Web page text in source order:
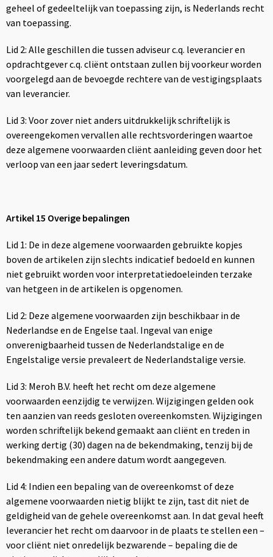
geheel of gedeeltelijk van toepassing zijn, is Nederlands recht
van toepassing.
Lid 2: Alle geschillen die tussen adviseur c.q. leverancier en
opdrachtgever c.q. cliënt ontstaan zullen bij voorkeur worden
voorgelegd aan de bevoegde rechtere van de vestigingsplaats
van leverancier.
Lid 3: Voor zover niet anders uitdrukkelijk schriftelijk is
overeengekomen vervallen alle rechtsvorderingen waartoe
deze algemene voorwaarden cliënt aanleiding geven door het
verloop van een jaar sedert leveringsdatum.
Artikel 15 Overige bepalingen
Lid 1: De in deze algemene voorwaarden gebruikte kopjes
boven de artikelen zijn slechts indicatief bedoeld en kunnen
niet gebruikt worden voor interpretatiedoeleinden terzake
van hetgeen in de artikelen is opgenomen.
Lid 2: Deze algemene voorwaarden zijn beschikbaar in de
Nederlandse en de Engelse taal. Ingeval van enige
onverenigbaarheid tussen de Nederlandstalige en de
Engelstalige versie prevaleert de Nederlandstalige versie.
Lid 3: Meroh B.V. heeft het recht om deze algemene
voorwaarden eenzijdig te verwijzen. Wijzigingen gelden ook
ten aanzien van reeds gesloten overeenkomsten. Wijzigingen
worden schriftelijk bekend gemaakt aan cliënt en treden in
werking dertig (30) dagen na de bekendmaking, tenzij bij de
bekendmaking een andere datum wordt aangegeven.
Lid 4: Indien een bepaling van de overeenkomst of deze
algemene voorwaarden nietig blijkt te zijn, tast dit niet de
geldigheid van de gehele overeenkomst aan. In dat geval heeft
leverancier het recht om daarvoor in de plaats te stellen een –
voor cliënt niet onredelijk bezwarende – bepaling die de